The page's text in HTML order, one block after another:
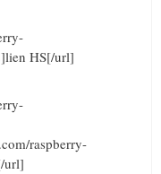
HS[/url]
raspberry-
url]